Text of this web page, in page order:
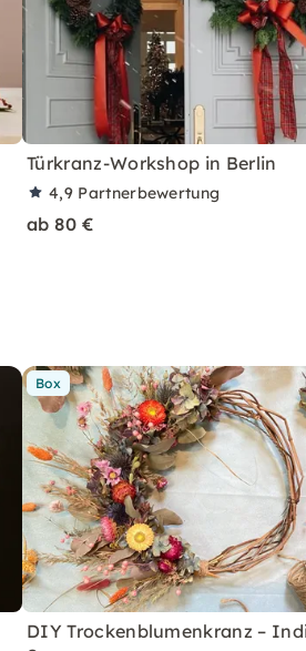
Türkranz-Workshop in Berlin
4,9 Partnerbewertung
ab 80 €
Box
DIY Trockenblumenkranz –